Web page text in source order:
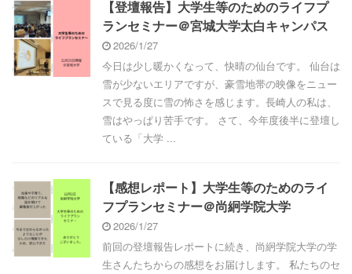
【登壇報告】大学生等のためのライフプ
ランセミナー＠宮城大学太白キャンパス
2026/1/27
今日は少し暖かくなって、快晴の仙台です。 仙台は
雪が少ないエリアですが、豪雪地帯の映像をニュー
スで見る度に雪の怖さを感じます。長崎人の私は、
雪はやっぱり苦手です。 さて、今年度後半に登壇し
ている「大学 ...
【感想レポート】大学生等のためのライ
フプランセミナー＠尚絅学院大学
2026/1/27
前回の登壇報告レポートに続き、尚絅学院大学の学
生さんたちからの感想をお届けします。 私たちのセ